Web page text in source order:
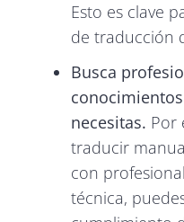
Esto es clave
de traducción
Busca
necesitas. Por
traducir
con
técnica,